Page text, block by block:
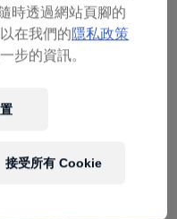
時透過網站頁腳的
在我們的隱私政策
步的資訊。
接受所有 Cookie